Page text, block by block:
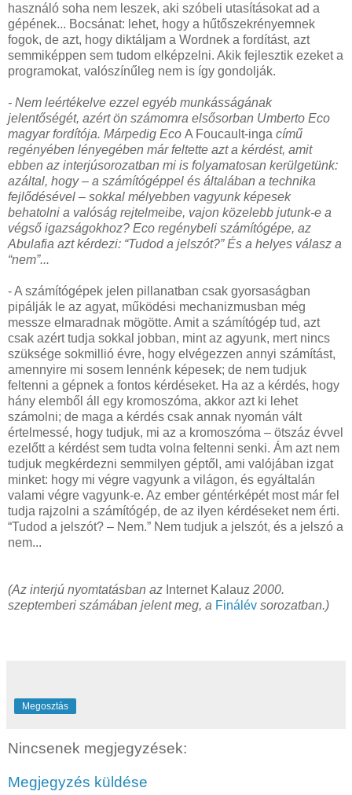
használó soha nem leszek, aki szóbeli utasításokat ad a
gépének... Bocsánat: lehet, hogy a hűtőszekrényemnek
fogok, de azt, hogy diktáljam a Wordnek a fordítást, azt
semmiképpen sem tudom elképzelni. Akik fejlesztik ezeket a
programokat, valószínűleg nem is így gondolják.
- Nem leértékelve ezzel egyéb munkásságának
jelentőségét, azért ön számomra elsősorban Umberto Eco
magyar fordítója. Márpedig Eco A Foucault-inga című
regényében lényegében már feltette azt a kérdést, amit
ebben az interjúsorozatban mi is folyamatosan kerülgetünk:
azáltal, hogy – a számítógéppel és általában a technika
fejlődésével – sokkal mélyebben vagyunk képesek
behatolni a valóság rejtelmeibe, vajon közelebb jutunk-e a
végső igazságokhoz? Eco regénybeli számítógépe, az
Abulafia azt kérdezi: “Tudod a jelszót?” És a helyes válasz a
“nem”...
- A számítógépek jelen pillanatban csak gyorsaságban
pipálják le az agyat, működési mechanizmusban még
messze elmaradnak mögötte. Amit a számítógép tud, azt
csak azért tudja sokkal jobban, mint az agyunk, mert nincs
szüksége sokmillió évre, hogy elvégezzen annyi számítást,
amennyire mi sosem lennénk képesek; de nem tudjuk
feltenni a gépnek a fontos kérdéseket. Ha az a kérdés, hogy
hány elemből áll egy kromoszóma, akkor azt ki lehet
számolni; de maga a kérdés csak annak nyomán vált
értelmessé, hogy tudjuk, mi az a kromoszóma – ötszáz évvel
ezelőtt a kérdést sem tudta volna feltenni senki. Ám azt nem
tudjuk megkérdezni semmilyen géptől, ami valójában izgat
minket: hogy mi végre vagyunk a világon, és egyáltalán
valami végre vagyunk-e. Az ember géntérképét most már fel
tudja rajzolni a számítógép, de az ilyen kérdéseket nem érti.
“Tudod a jelszót? – Nem.” Nem tudjuk a jelszót, és a jelszó a
nem...
(Az interjú nyomtatásban az Internet Kalauz 2000.
szeptemberi számában jelent meg, a Finálév sorozatban.)
Megosztás
Nincsenek megjegyzések:
Megjegyzés küldése